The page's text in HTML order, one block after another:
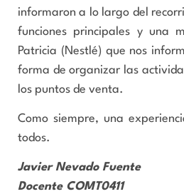
informaron a lo largo del
funciones principales y una
Patricia (Nestlé) que nos
forma de organizar las
los puntos de venta.
Como siempre, una
todos.
Javier Nevado Fuente
Docente COMT0411